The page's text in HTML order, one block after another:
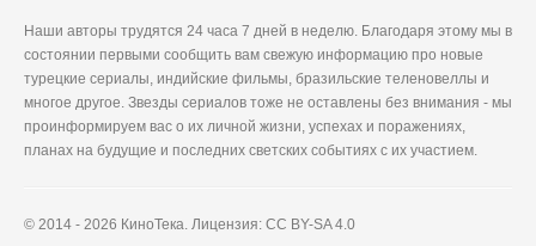
Наши авторы трудятся 24 часа 7 дней в неделю. Благодаря этому мы в
состоянии первыми сообщить вам свежую информацию про новые
турецкие сериалы, индийские фильмы, бразильские теленовеллы и
многое другое. Звезды сериалов тоже не оставлены без внимания - мы
проинформируем вас о их личной жизни, успехах и поражениях,
планах на будущие и последних светских событиях с их участием.
© 2014 - 2026 КиноТека. Лицензия: CC BY-SA 4.0